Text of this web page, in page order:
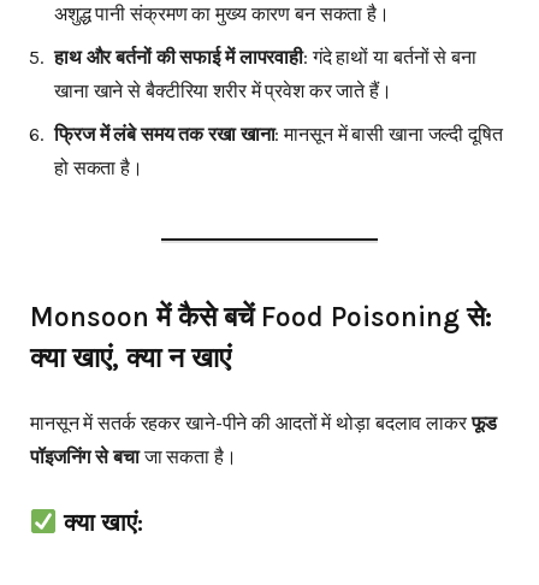
अशुद्ध पानी संक्रमण का मुख्य कारण बन सकता है।
हाथ और बर्तनों की सफाई में लापरवाही: गंदे हाथों या बर्तनों से बना
खाना खाने से बैक्टीरिया शरीर में प्रवेश कर जाते हैं।
फ्रिज में लंबे समय तक रखा खाना: मानसून में बासी खाना जल्दी दूषित
हो सकता है।
Monsoon में कैसे बचें Food Poisoning से:
क्या खाएं, क्या न खाएं
मानसून में सतर्क रहकर खाने-पीने की आदतों में थोड़ा बदलाव लाकरफूड
पॉइजनिंग से बचाजा सकता है।
क्या खाएं: